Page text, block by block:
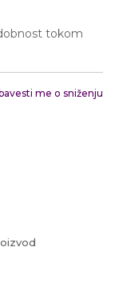
tokom
me o sniženju